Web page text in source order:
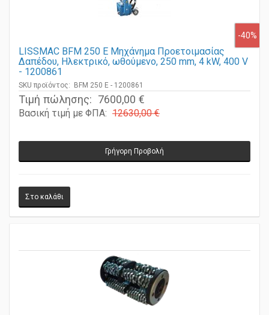
LISSMAC BFM 250 E Μηχάνημα Προετοιμασίας
Δαπέδου, Ηλεκτρικό, ωθούμενο, 250 mm, 4 kW, 400 V
- 1200861
SKU προϊόντος: BFM 250 E - 1200861
Τιμή πώλησης: 7600,00 €
Βασική τιμή με ΦΠΑ: 12630,00 €